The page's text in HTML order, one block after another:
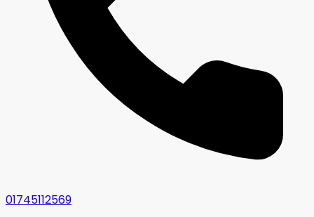
01745112569